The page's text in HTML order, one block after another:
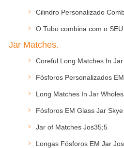
Cilindro Personalizado
O Tubo combina com o
Jar Matches.
Coreful Long Matches In
Fósforos Personalizados
Fósforos EM Glass Jar
Jar of Matches Jos35;5
Longas